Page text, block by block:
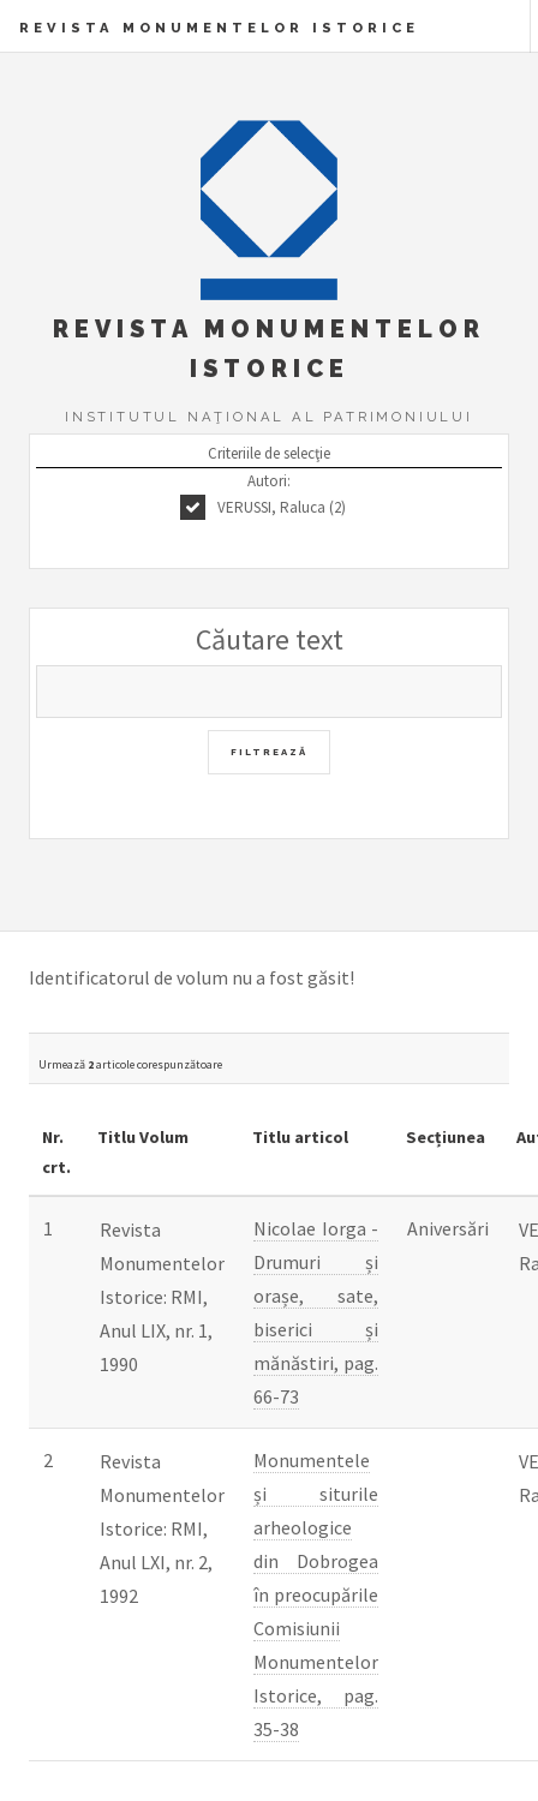
REVISTA MONUMENTELOR ISTORICE
REVISTA MONUMENTELOR
ISTORICE
INSTITUTUL NAŢIONAL AL PATRIMONIULUI
Criteriile de selecţie
Autori:
VERUSSI, Raluca (2)
Căutare text
Identificatorul de volum nu a fost găsit!
Urmează 2articole corespunzătoare
Nr.
crt.
Titlu Volum Titlu articol Secțiunea
1
Revista
Monumentelor
Istorice: RMI,
Anul LIX, nr. 1,
1990
Nicolae Iorga -
Drumuri și
orașe, sate,
biserici și
mănăstiri, pag.
66-73
Aniversări
2
Revista
Monumentelor
Istorice: RMI,
Anul LXI, nr. 2,
1992
Monumentele
și siturile
arheologice
din Dobrogea
în preocupările
Comisiunii
Monumentelor
Istorice, pag.
35-38